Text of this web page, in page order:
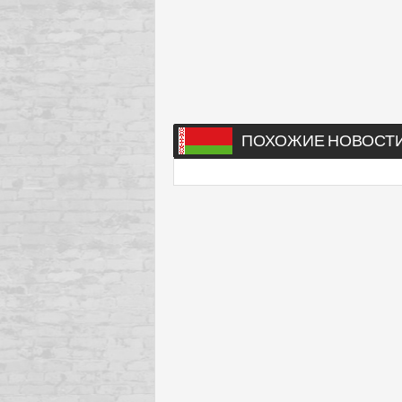
ПОХОЖИЕ